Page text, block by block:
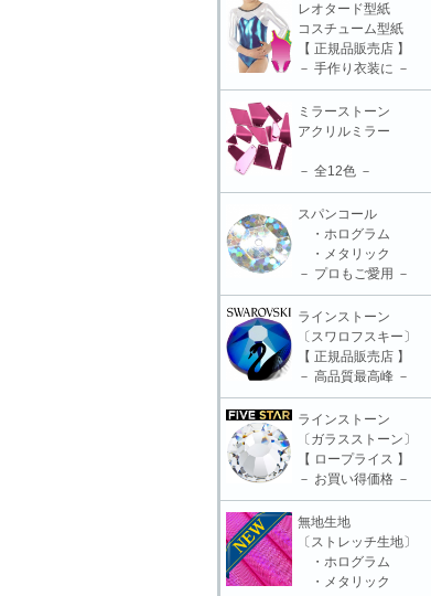
レオタード型紙
コスチューム型紙
【 正規品販売店 】
－ 手作り衣装に －
ミラーストーン
アクリルミラー
－ 全12色 －
スパンコール
・ホログラム
・メタリック
－ プロもご愛用 －
ラインストーン
〔スワロフスキー〕
【 正規品販売店 】
－ 高品質最高峰 －
ラインストーン
〔ガラスストーン〕
【 ロープライス 】
－ お買い得価格 －
無地生地
〔ストレッチ生地〕
・ホログラム
・メタリック